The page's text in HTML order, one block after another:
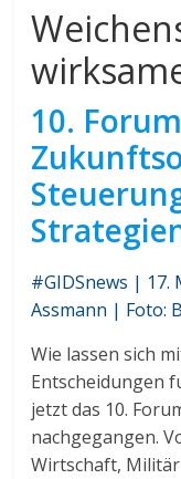
10. Forum
#GIDSnews | 17.
Assmann | Foto:
Wie lassen sich
Entscheidungen
jetzt das 10.
nachgegangen.
Wirtschaft,